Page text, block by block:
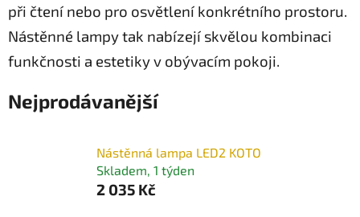
při čtení nebo pro osvětlení konkrétního prostoru.
Nástěnné lampy tak nabízejí skvělou kombinaci
funkčnosti a estetiky v obývacím pokoji.
Nejprodávanější
Nástěnná lampa LED2 KOTO
Skladem, 1 týden
2 035 Kč